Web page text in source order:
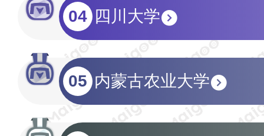
04 四川大学
05 内蒙古农业大学